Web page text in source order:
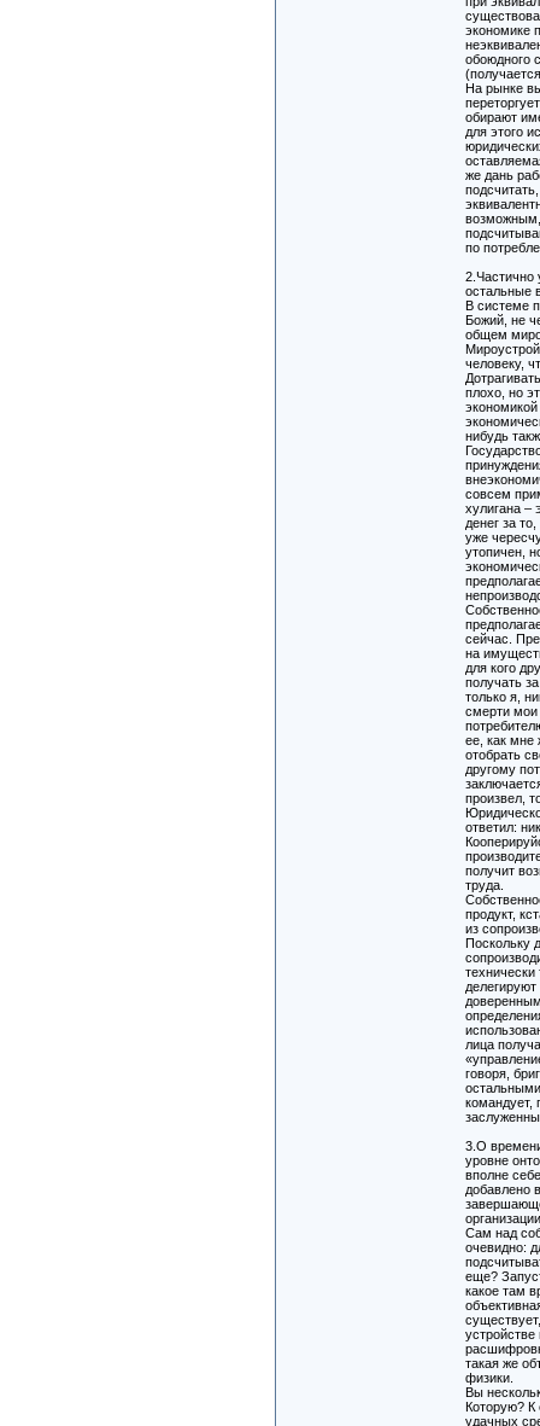
экономике
обоюдного
На рынке
обирают
для этого
же дань
возможным,
по
2.Частично
остальные
В системе
Божий, не
общем
человеку,
плохо, но
нибудь
совсем
хулигана –
денег за
уже
утопичен,
сейчас.
на
для кого
получать
только я,
смерти
ее, как мне
отобрать
другому
произвел,
ответил:
получит
труда.
продукт,
из
Поскольку
лица
говоря,
командует,
3.О
уровне
вполне
добавлено
Сам над
очевидно:
еще?
какое там
такая же
физики.
Вы
Которую?
удачных